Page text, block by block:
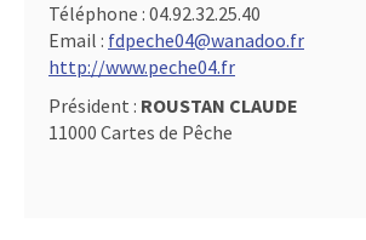
Téléphone : 04.92.32.25.40
Email : fdpeche04@wanadoo.fr
http://www.peche04.fr
Président : ROUSTAN CLAUDE
11000 Cartes de Pêche